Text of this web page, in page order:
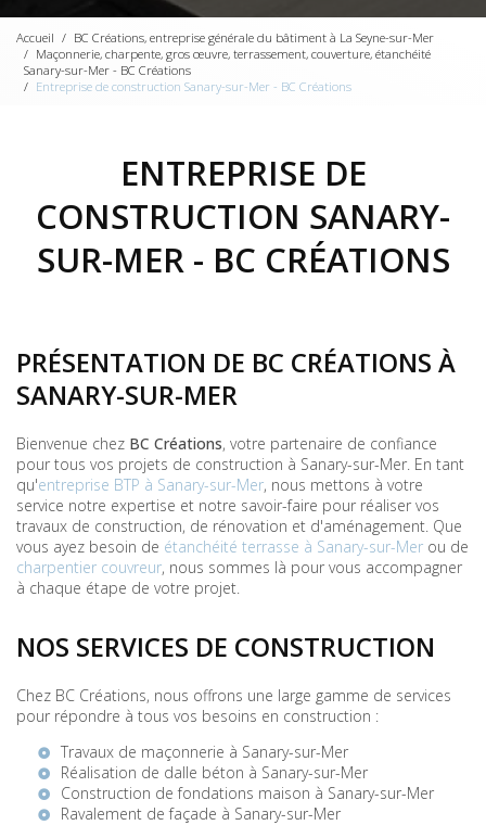
Accueil
BC Créations, entreprise générale du bâtiment à La Seyne-sur-Mer
Maçonnerie, charpente, gros œuvre, terrassement, couverture, étanchéité
Sanary-sur-Mer - BC Créations
Entreprise de construction Sanary-sur-Mer - BC Créations
ENTREPRISE DE
CONSTRUCTION SANARY-
SUR-MER - BC CRÉATIONS
PRÉSENTATION DE BC CRÉATIONS À
SANARY-SUR-MER
Bienvenue chez BC Créations, votre partenaire de confiance
pour tous vos projets de construction à Sanary-sur-Mer. En tant
qu'entreprise BTP à Sanary-sur-Mer, nous mettons à votre
service notre expertise et notre savoir-faire pour réaliser vos
travaux de construction, de rénovation et d'aménagement. Que
vous ayez besoin de étanchéité terrasse à Sanary-sur-Mer ou de
charpentier couvreur, nous sommes là pour vous accompagner
à chaque étape de votre projet.
NOS SERVICES DE CONSTRUCTION
Chez BC Créations, nous offrons une large gamme de services
pour répondre à tous vos besoins en construction :
Travaux de maçonnerie à Sanary-sur-Mer
Réalisation de dalle béton à Sanary-sur-Mer
Construction defondations maison à Sanary-sur-Mer
Ravalement de façade à Sanary-sur-Mer